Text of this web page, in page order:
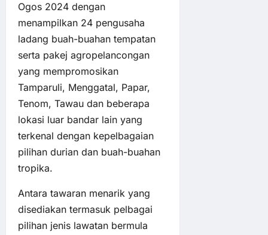
Ogos 2024 dengan
menampilkan 24 pengusaha
ladang buah-buahan tempatan
serta pakej agropelancongan
yang mempromosikan
Tamparuli, Menggatal, Papar,
Tenom, Tawau dan beberapa
lokasi luar bandar lain yang
terkenal dengan kepelbagaian
pilihan durian dan buah-buahan
tropika.
Antara tawaran menarik yang
disediakan termasuk pelbagai
pilihan jenis lawatan bermula